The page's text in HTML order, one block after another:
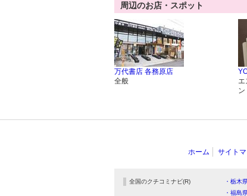
周辺のお店・スポット
万代書店 各務原店
全般
エ
ン
ホーム サイト
全国のクチコミナビ(R) ・栃木
・福島